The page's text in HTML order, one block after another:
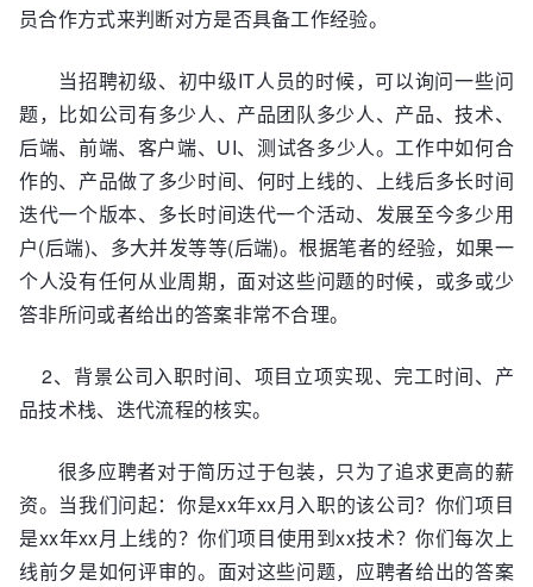
员合作方式来判断对方是否具备工作经验。
当招聘初级、初中级IT人员的时候，可以询问一些问
题，比如公司有多少人、产品团队多少人、产品、技术、
后端、前端、客户端、UI、测试各多少人。工作中如何合
作的、产品做了多少时间、何时上线的、上线后多长时间
迭代一个版本、多长时间迭代一个活动、发展至今多少用
户(后端)、多大并发等等(后端)。根据笔者的经验，如果一
个人没有任何从业周期，面对这些问题的时候，或多或少
答非所问或者给出的答案非常不合理。
2、背景公司入职时间、项目立项实现、完工时间、产
品技术栈、迭代流程的核实。
很多应聘者对于简历过于包装，只为了追求更高的薪
资。当我们问起：你是xx年xx月入职的该公司？你们项目
是xx年xx月上线的？你们项目使用到xx技术？你们每次上
线前夕是如何评审的。面对这些问题，应聘者给出的答案